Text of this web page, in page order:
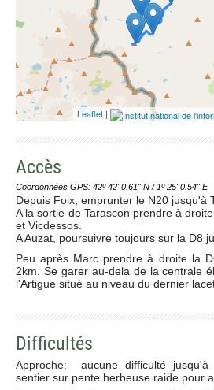
Leaflet |
Accès
Coordonnées GPS: 42º 42' 0.61'' N / 1º 25' 0.54'' E
Depuis Foix, emprunter le N20 jusqu'à
A la sortie de Tarascon prendre à
et Vicdessos.
A Auzat, poursuivre toujours sur la D8
Peu après Marc prendre à droite la
2km. Se garer au-dela de la centrale
l'Artigue situé au niveau du dernier
Difficultés
Approche: aucune difficulté
sentier sur pente herbeuse raide pour